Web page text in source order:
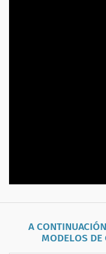
A
MODELOS DE